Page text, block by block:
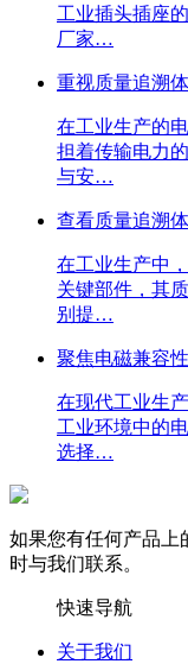
工业插头插座
厂家…
重视质量追溯
在工业生产的
担着传输电力
与安…
查看质量追溯
在工业生产中
关键部件，其
别提…
聚焦电磁兼容
在现代工业生
工业环境中的
选择…
如果您有任何产品上
时与我们联系。
快速导航
关于我们